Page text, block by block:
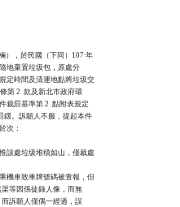
），於民國（下同）107 年
地棄置垃圾包，原處分
定時間及清運地點將垃圾交
第 2  款及新北市政府環
裁罰基準第 2  點附表規定
鍰。訴願人不服，提起本件
次：
該處垃圾堆積如山，僅裁處
機車致車牌號碼被查報，但
渠等因係徒錄人像，而無
而訴願人僅偶一經過，誤